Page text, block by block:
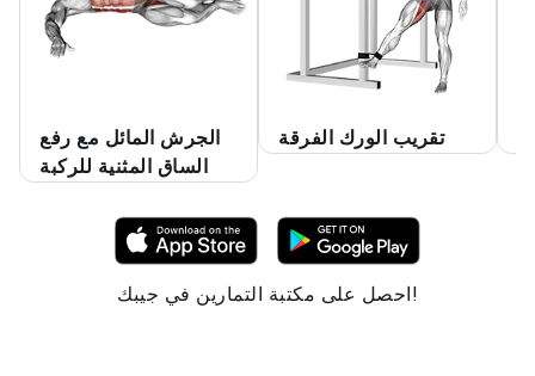
الجرش المائل مع رفع
الساق المثنية للركبة
تقريب الورك الفرقة
احصل على مكتبة التمارين في جيبك!